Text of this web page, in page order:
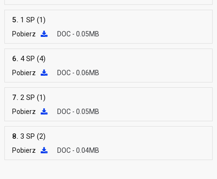
5. 1 SP (1)
Pobierz DOC - 0.05MB
6. 4 SP (4)
Pobierz DOC - 0.06MB
7. 2 SP (1)
Pobierz DOC - 0.05MB
8. 3 SP (2)
Pobierz DOC - 0.04MB